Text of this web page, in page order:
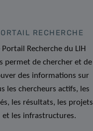
RECHERCHE
Portail Recherche du LIH
permet de chercher et de
des informations sur
les chercheurs actifs, les
les résultats, les projets
et les infrastructures.